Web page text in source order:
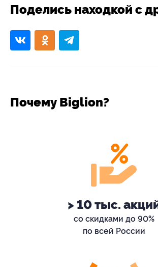
Поделись находкой с
Почему Biglion?
> 10 тыс.
со скидками до 90%
по всей России